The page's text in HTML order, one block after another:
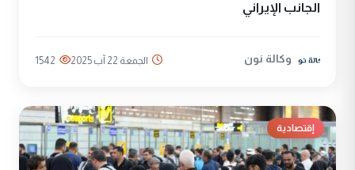
الجانب الإيراني
وكالة نون الجمعة 22 آب 2025 1542
إقتصادية